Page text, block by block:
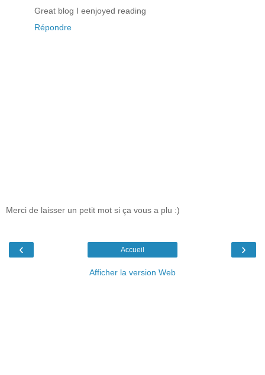
Great blog I eenjoyed reading
Répondre
Merci de laisser un petit mot si ça vous a plu :)
‹ ›
Accueil
Afficher la version Web